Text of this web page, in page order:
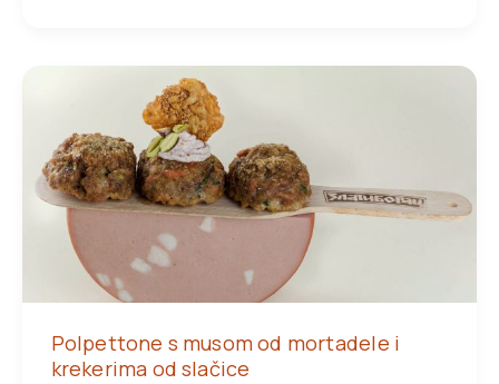
Polpettone s musom od mortadele i
krekerima od slačice